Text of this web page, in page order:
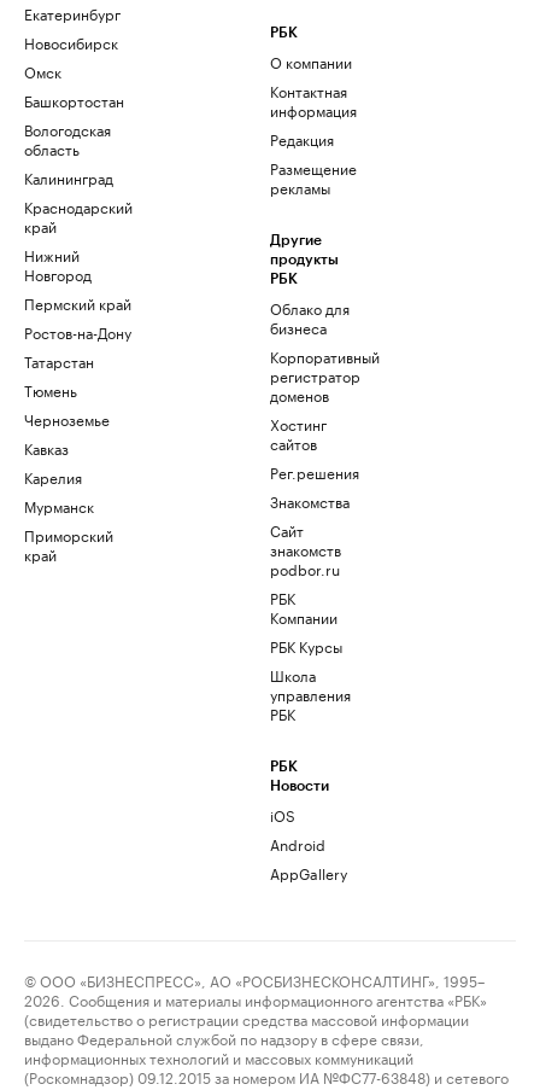
Екатеринбург
Новосибирск
Омск
Башкортостан
Вологодская
область
Калининград
Краснодарский
край
Нижний
Новгород
Пермский край
Ростов-на-Дону
Татарстан
Тюмень
Черноземье
Кавказ
Карелия
Мурманск
Приморский
край
РБК
О компании
Контактная
информация
Редакция
Размещение
рекламы
Другие
продукты
РБК
Облако для
бизнеса
Корпоративный
регистратор
доменов
Хостинг
сайтов
Рег.решения
Знакомства
Сайт
знакомств
podbor.ru
РБК
Компании
РБК Курсы
Школа
управления
РБК
РБК
Новости
iOS
Android
AppGallery
© ООО «БИЗНЕСПРЕСС», АО «РОСБИЗНЕСКОНСАЛТИНГ», 1995–
2026. Сообщения и материалы информационного агентства «РБК»
(свидетельство о регистрации средства массовой информации
выдано Федеральной службой по надзору в сфере связи,
информационных технологий и массовых коммуникаций
(Роскомнадзор) 09.12.2015 за номером ИА №ФС77-63848) и сетевого